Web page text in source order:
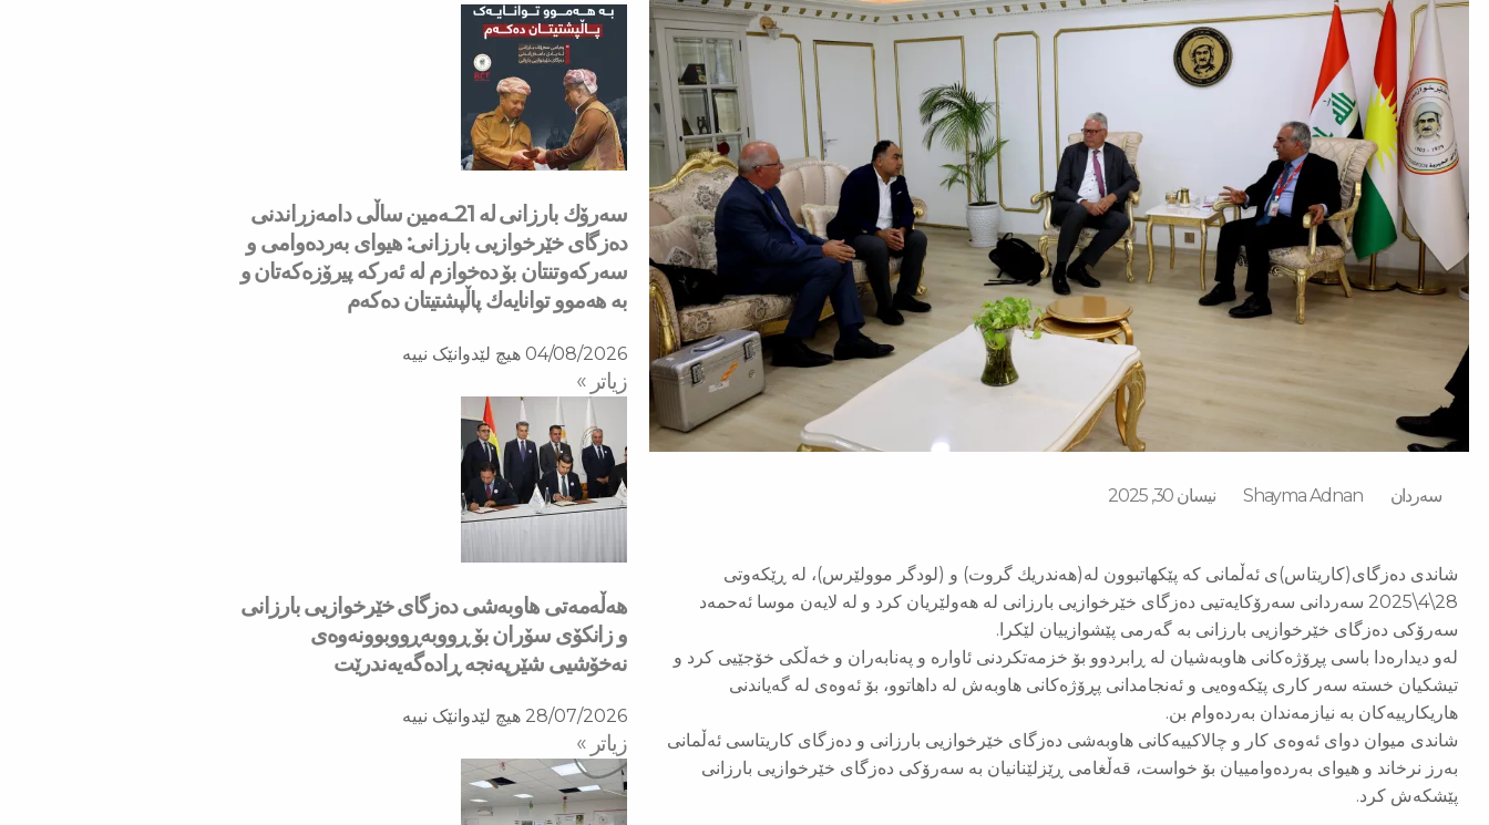
سه‌ردان Shayma Adnan نیسان 30, 2025
شاندی دەزگای(كاریتاس)ی ئەڵمانی كە پێكهاتبوون لە(هەندريك گروت) و (لودگر موولێرس)، لە ڕێكەوتی
28\4\2025 سەردانی سەرۆكایەتیی دەزگای خێرخوازیی بارزانی لە هەولێریان كرد و لە لایەن موسا ئەحمەد
سەرۆكی دەزگای خێرخوازیی بارزانی بە گەرمی پێشوازییان لێكرا.
لەو دیدارەدا باسی پڕۆژەكانی هاوبەشیان لە ڕابردوو بۆ خزمەتكردنی ئاوارە و پەنابەران و خەڵكی خۆجێیی كرد و
تیشكیان خستە سەر كاری پێكەوەیی و ئەنجامدانی پڕۆژەكانی هاوبەش لە داهاتوو، بۆ ئەوەی لە گەیاندنی
هاریكارییەكان بە نیازمەندان بەردەوام بن.
شاندی میوان دوای ئەوەی كار و چالاكییەكانی هاوبەشی دەزگای خێرخوازیی بارزانی و دەزگای كاریتاسی ئەڵمانی
بەرز نرخاند و هیوای بەردەوامییان بۆ خواست، قەڵغامی ڕێزلێنانیان بە سەرۆكی دەزگای خێرخوازیی بارزانی
پێشكەش كرد.
سه‌رۆك بارزانی له‌ 21ـه‌مین ساڵی دامەزراندنی
دەزگای خێرخوازیی بارزانی: هیوای بەردەوامی و
سەركەوتنتان بۆ دەخوازم لە ئەركە پیرۆزەكەتان و
بە هەموو توانایەك پاڵپشتیتان دەكەم
04/08/2026 هیچ لێدوانێک نییە
زیاتر »
هه‌ڵه‌مه‌تی هاو‌به‌شی ده‌زگای خێرخوازیی بارزانی
و زانكۆی سۆران بۆ ڕووبه‌ڕووبوونه‌وه‌ی
نه‌خۆشیی شێرپه‌نجه‌ ڕاده‌گه‌یه‌ندرێت
28/07/2026 هیچ لێدوانێک نییە
زیاتر »